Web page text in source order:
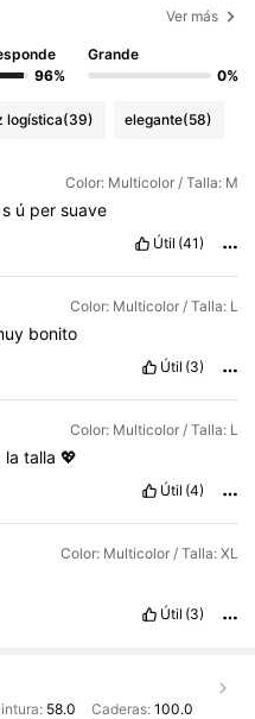
Ver más
96%
Grande
0%
logística(39) elegante(58)
Color: Multicolor / Talla: M
s ú per suave
Útil (41)
Color: Multicolor / Talla: L
bonito
Útil (3)
Color: Multicolor / Talla: L
la talla 💖
Útil (4)
Color: Multicolor / Talla: XL
Útil (3)
58.0 Caderas: 100.0